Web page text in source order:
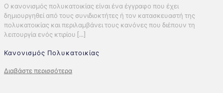
Ο κανονισμός πολυκατοικίας είναι ένα έγγραφο που έχει
δημιουργηθεί από τους συνιδιοκτήτες ή τον κατασκευαστή της
πολυκατοικίας και περιλαμβάνει τους κανόνες που διέπουν τη
λειτουργία ενός κτιρίου [...]
Κανονισμός Πολυκατοικίας
Διαβάστε περισσότερα